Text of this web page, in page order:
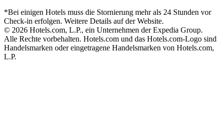
*Bei einigen Hotels muss die Stornierung mehr als 24 Stunden vor
Check-in erfolgen. Weitere Details auf der Website.
© 2026 Hotels.com, L.P., ein Unternehmen der Expedia Group.
Alle Rechte vorbehalten. Hotels.com und das Hotels.com-Logo sind
Handelsmarken oder eingetragene Handelsmarken von Hotels.com,
L.P.